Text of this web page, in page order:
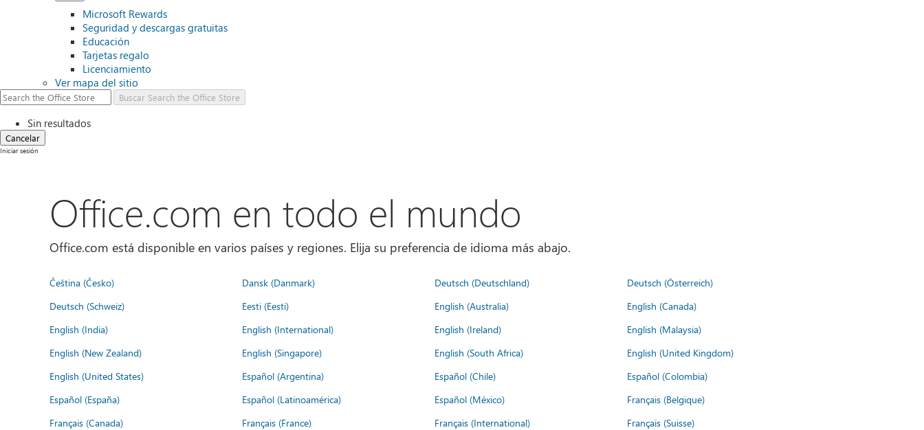
Microsoft Rewards
Seguridad y descargas gratuitas
Educación
Tarjetas regalo
Licenciamiento
Ver mapa del sitio
Buscar Search the Office Store
Sin resultados
Cancelar
Iniciar sesión
Office.com en todo el mundo
Office.com está disponible en varios países y regiones. Elija su preferencia de idioma más abajo.
Čeština (Česko) Dansk (Danmark) Deutsch (Deutschland)
Deutsch (Österreich)
Deutsch (Schweiz)
Eesti (Eesti) English (Australia)
English (Canada)
English (India)
English (International) English (Ireland)
English (Malaysia)
English (New Zealand)
English (Singapore) English (South Africa)
English (United Kingdom)
English (United States)
Español (Argentina) Español (Chile)
Español (Colombia)
Español (España)
Español (Latinoamérica) Español (México)
Français (Belgique)
Français (Canada)
Français (France) Français (International)
Français (Suisse)